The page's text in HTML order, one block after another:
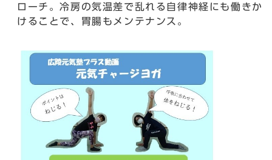
ローチ。冷房の気温差で乱れる自律神経にも働きか
けることで、胃腸もメンテナンス。